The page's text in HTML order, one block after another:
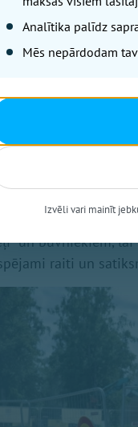
dalībniekiem
2027. gada vasarā.
domes
iegūs
jaunu
un drošāku vidi
būvdarbu laikā
tās ir īslaicīgas,
vēl
un būvniekiem,
raiti un
Analītika palīdz
Mēs nepārdodam
Izvēli vari mainīt